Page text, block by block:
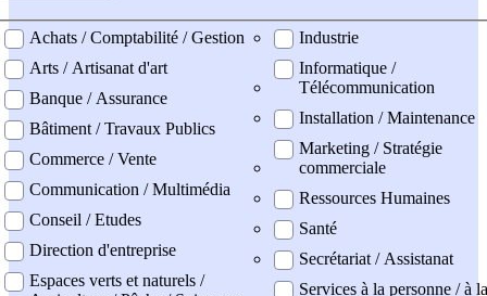
professionel
Achats / Comptabilité / Gestion
Arts / Artisanat d'art
Banque / Assurance
Bâtiment / Travaux Publics
Commerce / Vente
Communication / Multimédia
Conseil / Etudes
Direction d'entreprise
Espaces verts et naturels /
Industrie
Informatique /
Télécommunication
Installation / Maintenance
Marketing / Stratégie
commerciale
Ressources Humaines
Santé
Secrétariat / Assistanat
Services à la personne / à la